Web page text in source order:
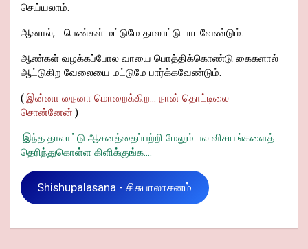
செய்யலாம்.
ஆனால்,... பெண்கள் மட்டுமே தாலாட்டு பாடவேண்டும்.
ஆண்கள் வழக்கப்போல வாயை பொத்திக்கொண்டு கைகளால்
ஆட்டுகிற வேலையை மட்டுமே பார்க்கவேண்டும்.
(இன்னா நைனா மொறைக்கிற... நான் தொட்டிலை
சொன்னேன் )
இந்த தாலாட்டு ஆசனத்தைப்பற்றி மேலும் பல விசயங்களைத்
தெரிந்துகொள்ள கிளிக்குங்க....
Shishupalasana - சிசுபாலாசனம்